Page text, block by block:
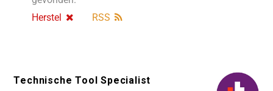
Herstel
RSS
Technische Tool Specialist